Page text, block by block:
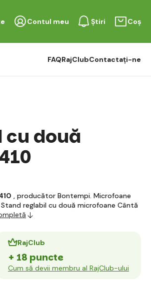
Contul meu Știri Coș
FAQRajClubContactați-ne
cu două
, producător Bontempi. Microfoane
reglabil cu două microfoane Cântă
RajClub
+ 18 puncte
Cum să devii membru al RajClub-ului